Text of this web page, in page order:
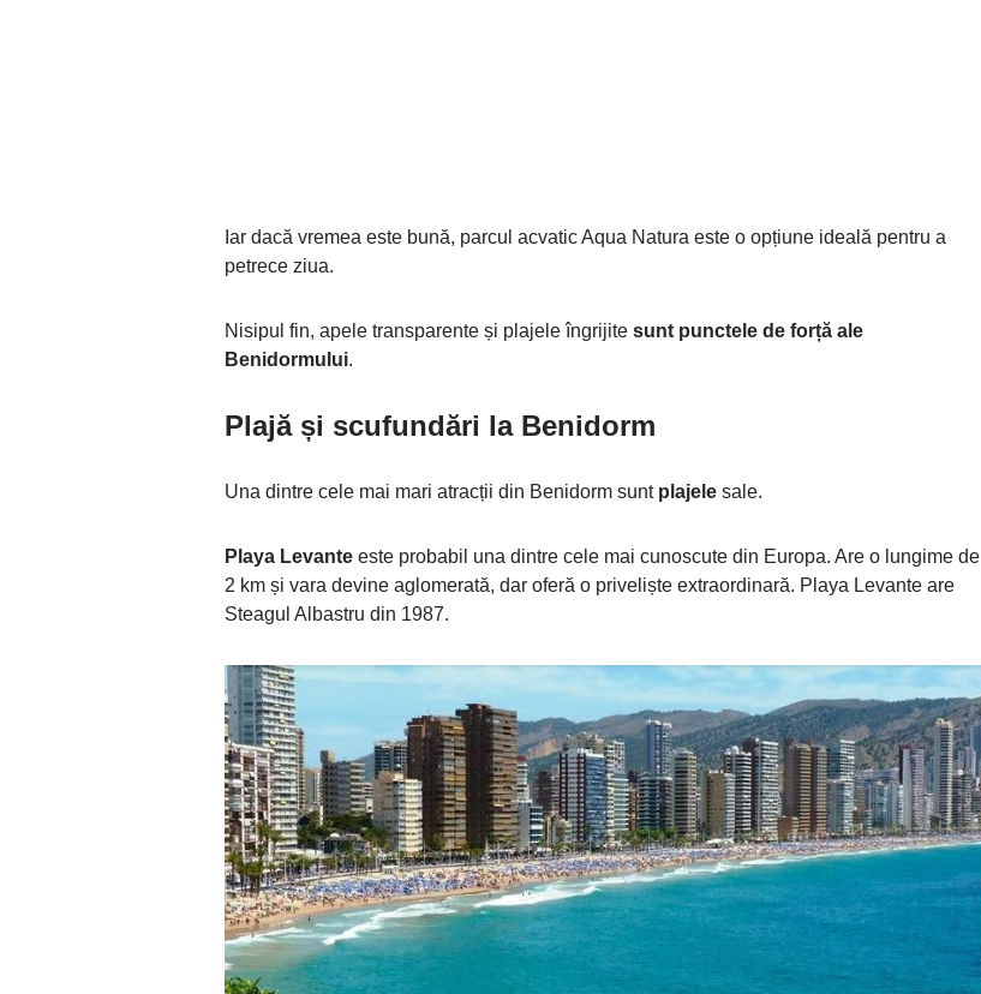
Iar dacă vremea este bună, parcul acvatic Aqua Natura este o opțiune ideală pentru a
petrece ziua.
Nisipul fin, apele transparente și plajele îngrijite sunt punctele de forță ale
Benidormului.
Plajă și scufundări la Benidorm
Una dintre cele mai mari atracții din Benidorm sunt plajele sale.
Playa Levante este probabil una dintre cele mai cunoscute din Europa. Are o lungime de
2 km și vara devine aglomerată, dar oferă o priveliște extraordinară. Playa Levante are
Steagul Albastru din 1987.